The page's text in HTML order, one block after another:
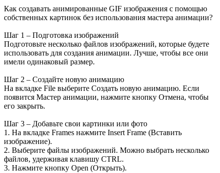
Как создавать анимированные GIF изображения с помощью
собственных картинок без использования мастера анимации?
Шаг 1 – Подготовка изображений
Подготовьте несколько файлов изображений, которые будете
использовать для создания анимации. Лучше, чтобы все они
имели одинаковый размер.
Шаг 2 – Создайте новую анимацию
На вкладке File выберите Создать новую анимацию. Если
появится Мастер анимации, нажмите кнопку Отмена, чтобы
его закрыть.
Шаг 3 – Добавьте свои картинки или фото
1. На вкладке Frames нажмите Insert Frame (Вставить
изображение).
2. Выберите файлы изображений. Можно выбрать несколько
файлов, удерживая клавишу CTRL.
3. Нажмите кнопку Open (Открыть).